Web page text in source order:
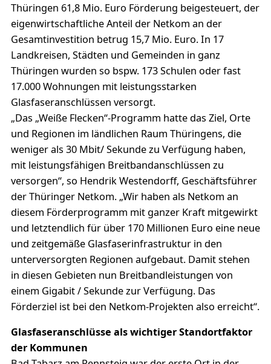
Thüringen 61,8 Mio. Euro Förderung beigesteuert, der
eigenwirtschaftliche Anteil der Netkom an der
Gesamtinvestition betrug 15,7 Mio. Euro. In 17
Landkreisen, Städten und Gemeinden in ganz
Thüringen wurden so bspw. 173 Schulen oder fast
17.000 Wohnungen mit leistungsstarken
Glasfaseranschlüssen versorgt.
„Das „Weiße Flecken“-Programm hatte das Ziel, Orte
und Regionen im ländlichen Raum Thüringens, die
weniger als 30 Mbit/ Sekunde zu Verfügung haben,
mit leistungsfähigen Breitbandanschlüssen zu
versorgen“, so Hendrik Westendorff, Geschäftsführer
der Thüringer Netkom. „Wir haben als Netkom an
diesem Förderprogramm mit ganzer Kraft mitgewirkt
und letztendlich für über 170 Millionen Euro eine neue
und zeitgemäße Glasfaserinfrastruktur in den
unterversorgten Regionen aufgebaut. Damit stehen
in diesen Gebieten nun Breitbandleistungen von
einem Gigabit / Sekunde zur Verfügung. Das
Förderziel ist bei den Netkom-Projekten also erreicht“.
Glasfaseranschlüsse als wichtiger Standortfaktor
der Kommunen